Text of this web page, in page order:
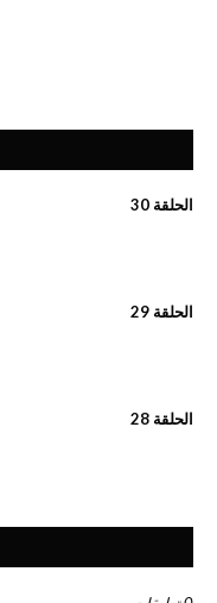
الحلقة 30
الحلقة 29
الحلقة 28